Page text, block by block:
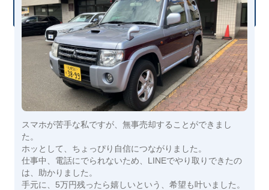
スマホが苦手な私ですが、無事売却することができまし
た。
ホッとして、ちょっぴり自信につながりました。
仕事中、電話にでられないため、LINEでやり取りできたの
は、助かりました。
手元に、5万円残ったら嬉しいという、希望も叶いました。